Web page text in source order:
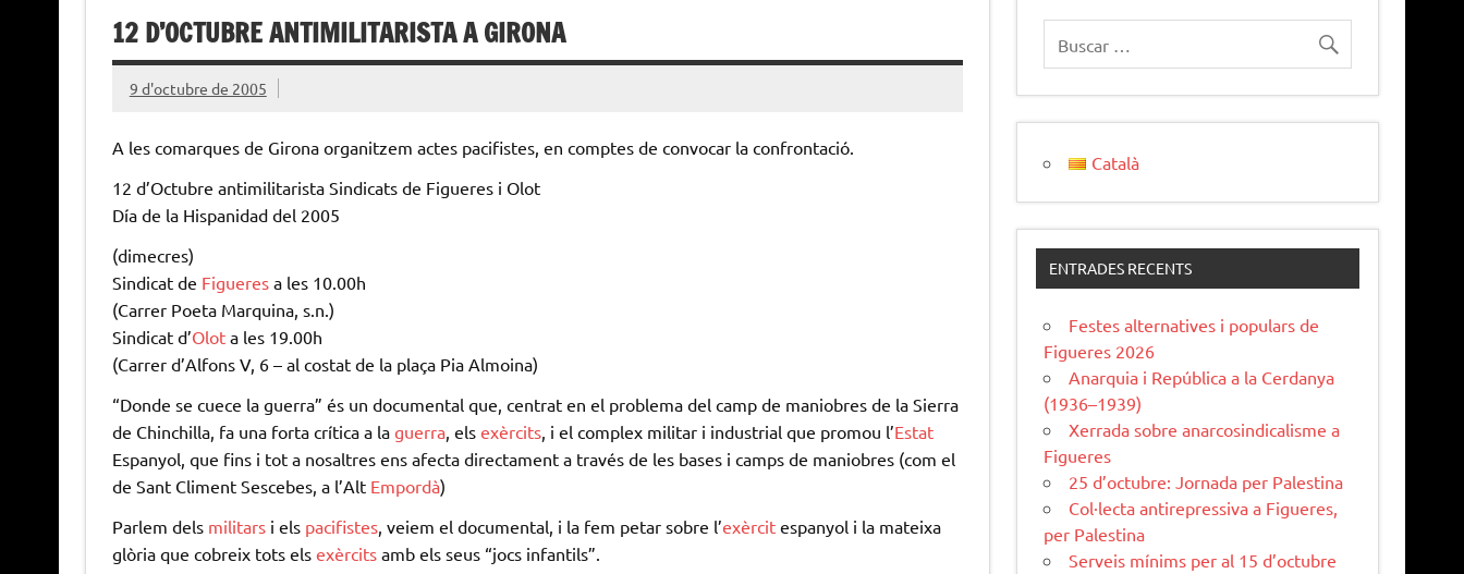
12 D’OCTUBRE ANTIMILITARISTA A GIRONA
9 d'octubre de 2005
A les comarques de Girona organitzem actes pacifistes, en comptes de convocar la confrontació.
12 d’Octubre antimilitarista Sindicats de Figueres i Olot
Día de la Hispanidad del 2005
(dimecres)
Sindicat de Figueresa les 10.00h
(Carrer Poeta Marquina, s.n.)
Sindicat d’Olota les 19.00h
(Carrer d’Alfons V, 6 – al costat de la plaça Pia Almoina)
“Donde se cuece la guerra” és un documental que, centrat en el problema del camp de maniobres de la Sierra
de Chinchilla, fa una forta crítica a la guerra, els exèrcits, i el complex militar i industrial que promou l’Estat
Espanyol, que fins i tot a nosaltres ens afecta directament a través de les bases i camps de maniobres (com el
de Sant Climent Sescebes, a l’Alt Empordà)
Parlem dels militarsi els pacifistes, veiem el documental, i la fem petar sobre l’exèrcitespanyol i la mateixa
glòria que cobreix tots els exèrcitsamb els seus “jocs infantils”.
Català
ENTRADES RECENTS
Festes alternatives i populars de
Figueres 2026
Anarquia i República a la Cerdanya
(1936–1939)
Xerrada sobre anarcosindicalisme a
Figueres
25 d’octubre: Jornada per Palestina
Col·lecta antirepressiva a Figueres,
per Palestina
Serveis mínims per al 15 d’octubre